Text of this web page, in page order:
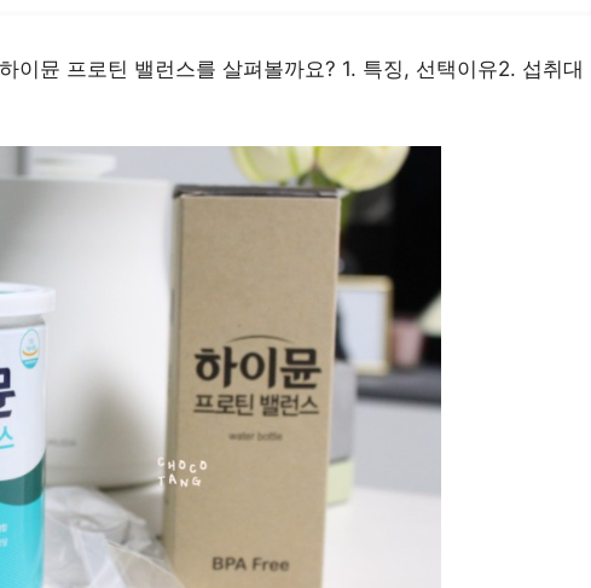
이뮨 프로틴 밸런스를 살펴볼까요? 1. 특징, 선택이유2. 섭취대